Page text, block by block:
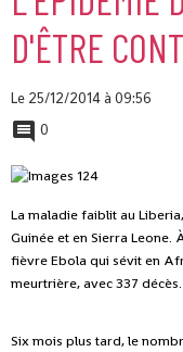
D'ÊTRE
Le 25/12/2014à 09:56
0
La maladie faiblit au
Guinée et en Sierra
fièvre Ebola qui sévit en
meurtrière, avec 337 décès.
Six mois plus tard, le